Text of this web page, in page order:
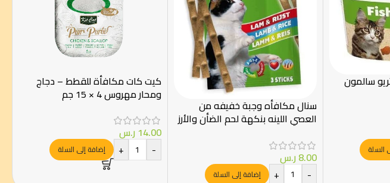
سالمون
السلة
سنال مكافأه وجبة خفيفه من
العصي اللينه بنكهة لحم الضأن والأرز
8.00ر.س
-
+ إضافة إلى السلة
كيت كات مكافأة للقطط – دجاج
ومحار مهروس 4 × 15 جم
14.00 ر.س
-
+ إضافة إلى السلة